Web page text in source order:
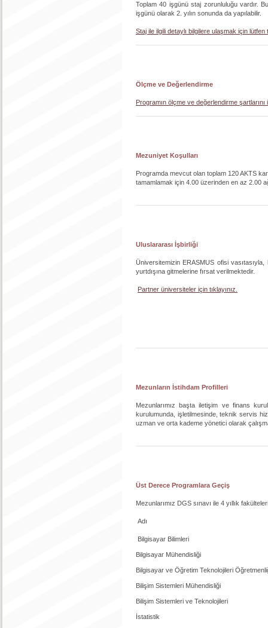
Toplam 40 işgünü staj zorunluluğu vardır.
işgünü olarak 2. yılın sonunda da yapılabilir.
Staj ile ilgili detaylı bilgilere ulaşmak için lütfen
Ölçme ve Değerlendirme
Programın ölçme ve değerlendirme
Mezuniyet Koşulları
Programda mevcut olan toplam 120 AKTS
tamamlamak için 4.00 üzerinden en az 2.00
Uluslararası İşbirliği
Üniversitemizin ERASMUS ofisi
yurtdışına gitmelerine fırsat verilmektedir.
Partner üniversiteler için tıklayınız.
Mezunların İstihdam Profilleri
Mezunlarımız başta iletişim ve finans
kurulumunda, işletilmesinde, teknik servis
uzman ve orta kademe yönetici olarak
Üst Derece Programlara Geçiş
Mezunlarımız DGS sınavı ile 4 yıllık
Adı Alan
Bilgisayar Bilimleri
Bilgisayar Mühendisliği
Bilgisayar ve Öğretim Teknolojileri
Bilişim Sistemleri Mühendisliği
Bilişim Sistemleri ve
İstatistik